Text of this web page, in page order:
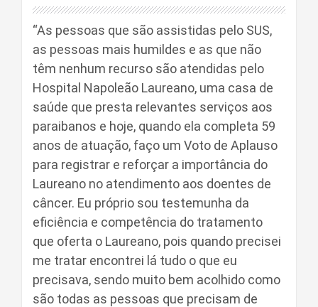
“As pessoas que são assistidas pelo SUS,
as pessoas mais humildes e as que não
têm nenhum recurso são atendidas pelo
Hospital Napoleão Laureano, uma casa de
saúde que presta relevantes serviços aos
paraibanos e hoje, quando ela completa 59
anos de atuação, faço um Voto de Aplauso
para registrar e reforçar a importância do
Laureano no atendimento aos doentes de
câncer. Eu próprio sou testemunha da
eficiência e competência do tratamento
que oferta o Laureano, pois quando precisei
me tratar encontrei lá tudo o que eu
precisava, sendo muito bem acolhido como
são todas as pessoas que precisam de